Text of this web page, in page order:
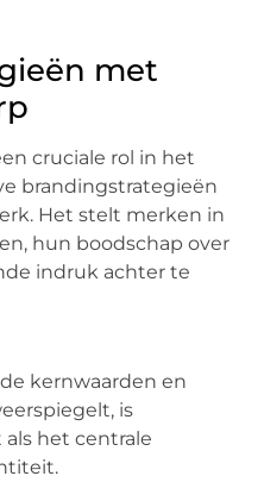
met
cruciale rol in het
brandingstrategieën
Het stelt merken in
hun boodschap over
indruk achter te
kernwaarden en
is
het centrale